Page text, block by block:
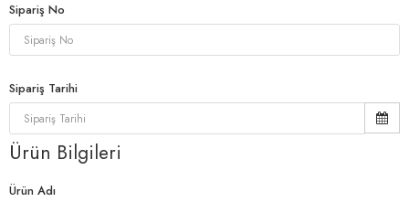
Sipariş No
Sipariş Tarihi
Ürün Bilgileri
Ürün Adı